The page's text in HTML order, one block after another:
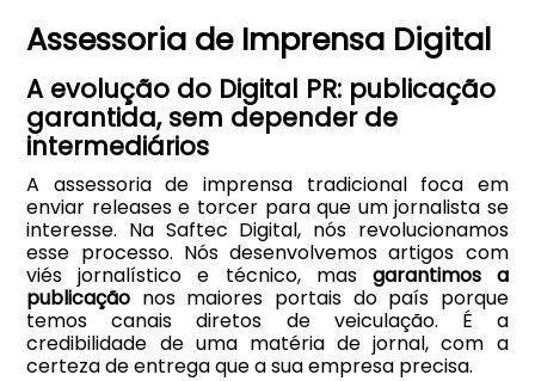
Assessoria de Imprensa Digital
A evolução do Digital PR: publicação
garantida, sem depender de
intermediários
A assessoria de imprensa tradicional foca em
enviar releases e torcer para que um jornalista se
interesse. Na Saftec Digital, nós revolucionamos
esse processo. Nós desenvolvemos artigos com
viés jornalístico e técnico, mas garantimos a
publicação nos maiores portais do país porque
temos canais diretos de veiculação. É a
credibilidade de uma matéria de jornal, com a
certeza de entrega que a sua empresa precisa.